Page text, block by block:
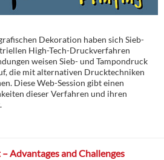
Dekoration haben sich Sieb-
High-Tech-Druckverfahren
weisen Sieb- und Tampondruck
die mit alternativen Drucktechniken
Diese Web-Session gibt einen
dieser Verfahren und ihren
Advantages and Challenges